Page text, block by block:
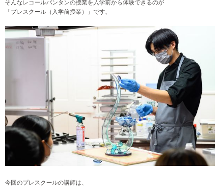
そんなレコールバンタンの授業を入学前から体験できるのが
「プレスクール（入学前授業）」です。
今回のプレスクールの講師は、